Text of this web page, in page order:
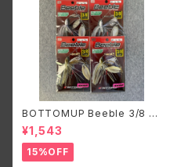
BOTTOMUP Beeble 3/8 T
W/ボトムアップ ビーブル タンデ
ムウィロー
¥1,543
15%OFF